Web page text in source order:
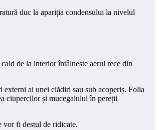
duc la apariția condensului la nivelul
de la interior întâlnește aerul rece din
externi ai unei clădiri sau sub acoperiș. Folia
ciupercilor și mucegaiului în pereții
vor fi destul de ridicate.